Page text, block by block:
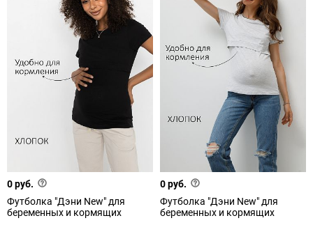
0 руб.
Футболка "Дэни New" для
беременных и кормящих
0 руб.
Футболка "Дэни New" для
беременных и кормящих